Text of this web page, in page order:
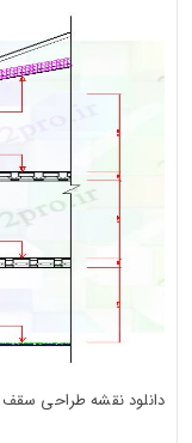
دانلود نقشه طراحی سقف